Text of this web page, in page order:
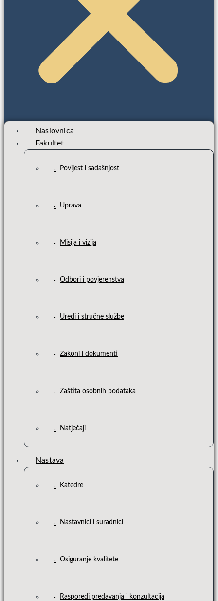
Naslovnica
Fakultet
Povijest i sadašnjost
Uprava
Misija i vizija
Odbori i povjerenstva
Uredi i stručne službe
Zakoni i dokumenti
Zaštita osobnih podataka
Natječaji
Nastava
Katedre
Nastavnici i suradnici
Osiguranje kvalitete
Rasporedi predavanja i konzultacija